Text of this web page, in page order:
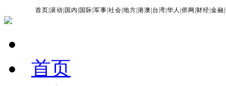
首页 |滚动 国内 国际 |军事 |社会 |地方 |港澳 台湾 |华人 |侨网 财经 |金融 |
首页